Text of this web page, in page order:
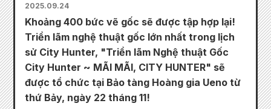
2025.09.24
Khoảng 400 bức vẽ gốc sẽ được tập hợp lại!
Triển lãm nghệ thuật gốc lớn nhất trong lịch
sử City Hunter, "Triển lãm Nghệ thuật Gốc
City Hunter ~ MÃI MÃI, CITY HUNTER" sẽ
được tổ chức tại Bảo tàng Hoàng gia Ueno từ
thứ Bảy, ngày 22 tháng 11!